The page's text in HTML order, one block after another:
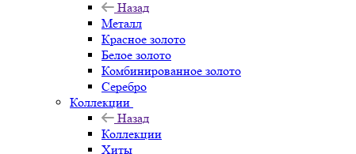
Назад
Металл
Красное золото
Белое золото
Комбинированное золото
Серебро
Коллекции
Назад
Коллекции
Хиты